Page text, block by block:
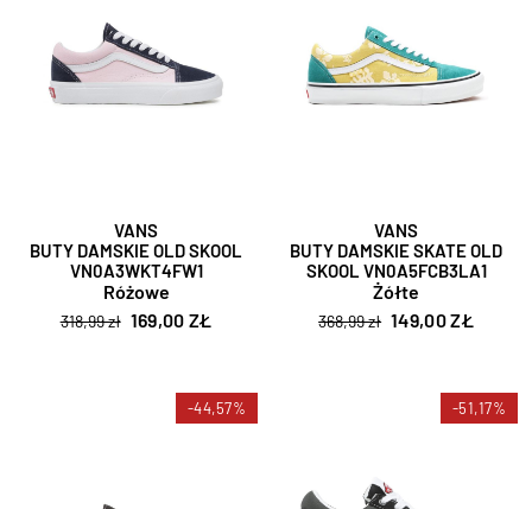
VANS
BUTY DAMSKIE OLD SKOOL
VN0A3WKT4FW1
Różowe
318,99 zł 169,00 ZŁ
VANS
BUTY DAMSKIE SKATE OLD
SKOOL VN0A5FCB3LA1
Żółte
368,99 zł 149,00 ZŁ
-44,57% -51,17%